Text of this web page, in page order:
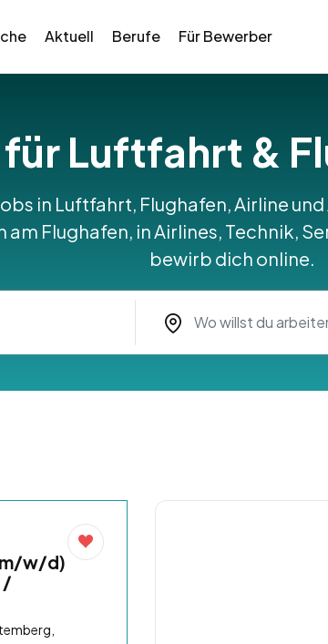
Aktuell Berufe Für Bewerber
Luftfahrt &
in Luftfahrt, Flughafen, Airline
am Flughafen, in Airlines, Technik,
bewirb dich online.
w/d)
/